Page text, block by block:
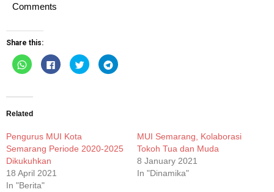
Comments
Share this:
Click
to
share
(Opens
new
Click
to
share
Click
to
share
Click
to
Related
Pengurus MUI Kota
Semarang Periode 2020-2025
Dikukuhkan
18 April 2021
In "Berita"
MUI Semarang, Kolaborasi
Tokoh Tua dan Muda
8 January 2021
In "Dinamika"